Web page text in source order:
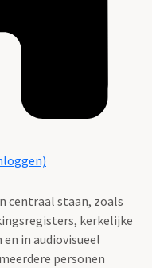
centraal staan, zoals
kerkelijke
in audiovisueel
personen